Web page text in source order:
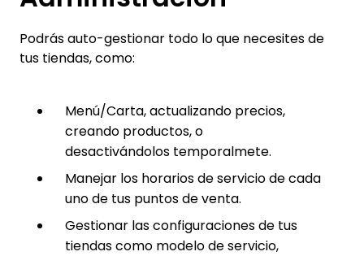
Podrás auto-gestionar todo lo que necesites de
tus tiendas, como:
Menú/Carta, actualizando precios,
creando productos, o
desactivándolos temporalmete.
Manejar los horarios de servicio de cada
uno de tus puntos de venta.
Gestionar las configuraciones de tus
tiendas como modelo de servicio,